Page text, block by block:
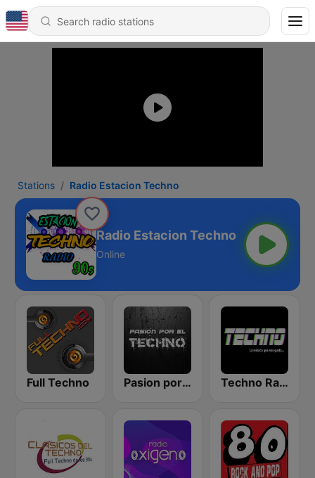
Stations Radio Estacion Techno
Radio Estacion Techno
Online
Full Techno Pasion por El Techno Techno Radio